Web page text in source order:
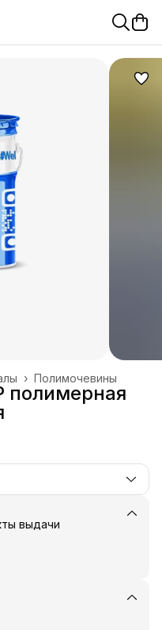
Полимочевины
›
полимерная
выдачи